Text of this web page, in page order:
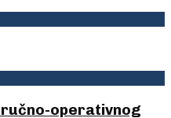
operativnog